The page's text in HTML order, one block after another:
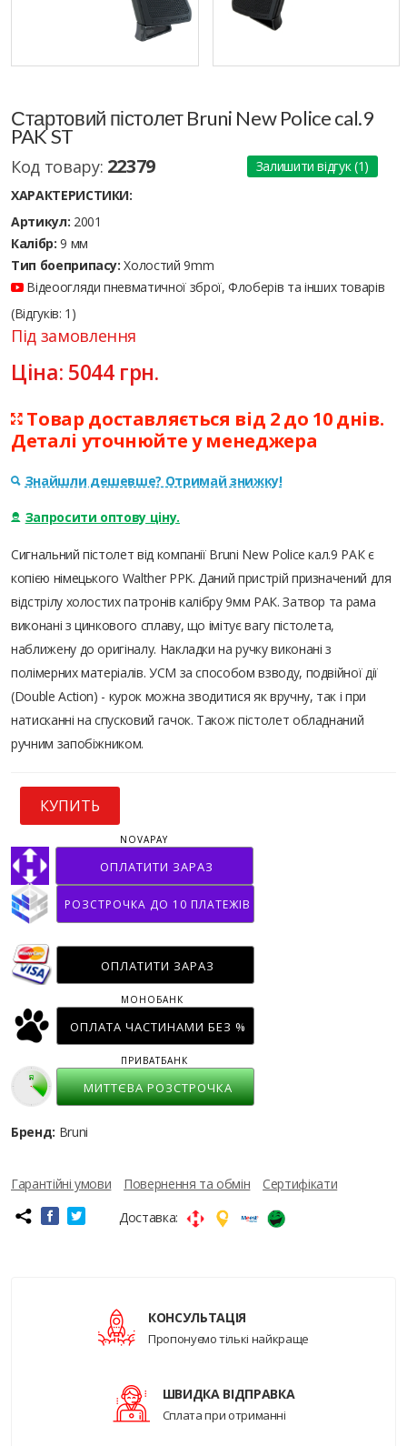
Стартовий пістолет Bruni New Police cal.9
PAK ST
Код товару: 22379
Залишити відгук (1)
ХАРАКТЕРИСТИКИ:
Артикул: 2001
Калібр: 9 мм
Тип боеприпасу: Холостий 9mm
Відеоогляди пневматичної зброї, Флоберів та інших товарів
(Відгуків: 1)
Під замовлення
Ціна: 5044грн.
Товар доставляється від 2 до 10 днів.
Деталі уточнюйте у менеджера
Знайшли дешевше? Отримай знижку!
Запросити оптову ціну.
Сигнальний пістолет від компанії Bruni New Police кал.9 РАК є
копією німецького Walther PPK. Даний пристрій призначений для
відстрілу холостих патронів калібру 9мм РАК. Затвор та рама
виконані з цинкового сплаву, що імітує вагу пістолета,
наближену до оригіналу. Накладки на ручку виконані з
полімерних матеріалів. УСМ за способом взводу, подвійної дії
(Double Action) - курок можна зводитися як вручну, так і при
натисканні на спусковий гачок. Також пістолет обладнаний
ручним запобіжником.
КУПИТЬ
ОПЛАТИТИ ЗАРАЗ
NOVAPAY
РОЗСТРОЧКА ДО 10 ПЛАТЕЖІВ
ОПЛАТИТИ ЗАРАЗ
ОПЛАТА ЧАСТИНАМИ БЕЗ %
МОНОБАНК
МИТТЄВА РОЗСТРОЧКА
ПРИВАТБАНК
Бренд: Bruni
Гарантійні умови Повернення та обмін
Сертифікати
Доставка:
КОНСУЛЬТАЦІЯ
Пропонуємо тількі найкраще
ШВИДКА ВІДПРАВКА
Сплата при отриманні